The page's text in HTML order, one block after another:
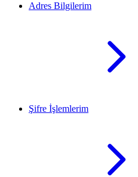
Adres Bilgilerim
Şifre İşlemlerim